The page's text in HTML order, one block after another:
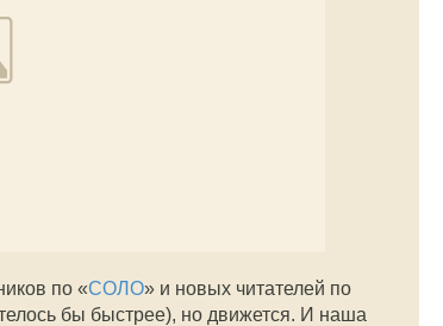
по «СОЛО» и новых читателей по
бы быстрее), но движется. И наша